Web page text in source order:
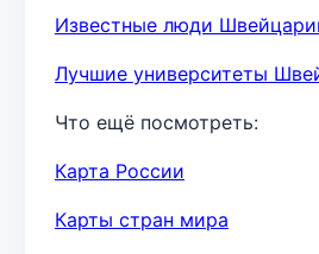
Известные люди
Лучшие университеты
Что ещё посмотреть:
Карта России
Карты стран мира